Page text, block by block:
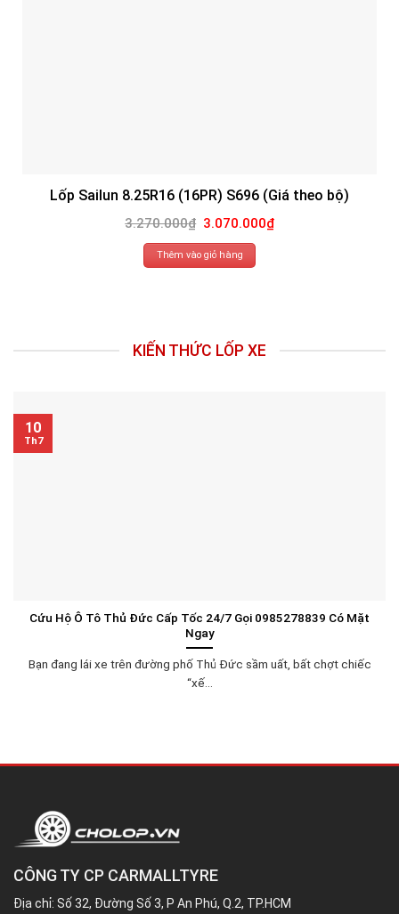
Lốp Sailun 8.25R16 (16PR) S696 (Giá theo bộ)
3.270.000₫ Giá
gốc
là:
3.270.000₫.
3.070.000₫Giá
hiện
Thêm vào giỏ hàng
KIẾN THỨC LỐP XE
Cứu Hộ Ô Tô Thủ Đức Cấp Tốc 24/7 Gọi 0985278839 Có Mặt
Ngay
Bạn đang lái xe trên đường phố Thủ Đức sầm uất, bất chợt chiếc
“xế...
10
Th7
CÔNG TY CP CARMALLTYRE
Địa chỉ: Số 32, Đường Số 3, P An Phú, Q.2, TP.HCM